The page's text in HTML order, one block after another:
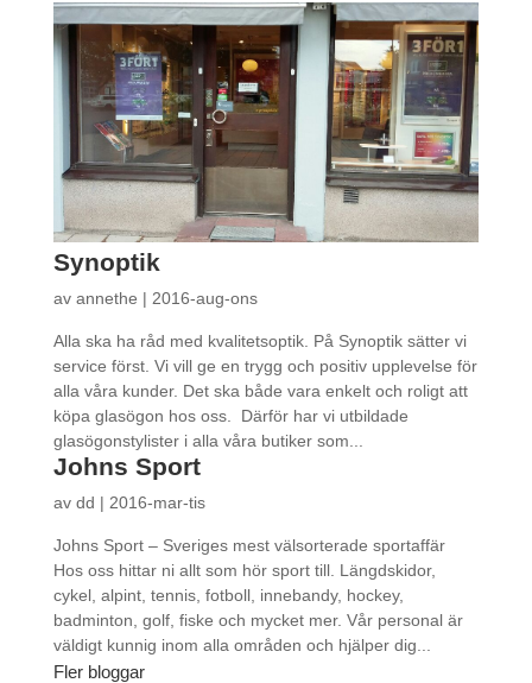
Synoptik
av annethe | 2016-aug-ons
Alla ska ha råd med kvalitetsoptik. På Synoptik sätter vi
service först. Vi vill ge en trygg och positiv upplevelse för
alla våra kunder. Det ska både vara enkelt och roligt att
köpa glasögon hos oss. Därför har vi utbildade
glasögonstylister i alla våra butiker som...
Johns Sport
av dd | 2016-mar-tis
Johns Sport – Sveriges mest välsorterade sportaffär
Hos oss hittar ni allt som hör sport till. Längdskidor,
cykel, alpint, tennis, fotboll, innebandy, hockey,
badminton, golf, fiske och mycket mer. Vår personal är
väldigt kunnig inom alla områden och hjälper dig...
Fler bloggar